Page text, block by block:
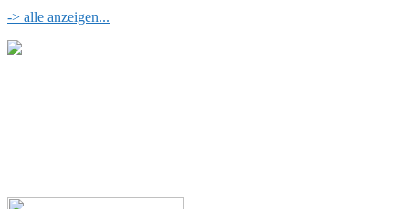
-> alle anzeigen...